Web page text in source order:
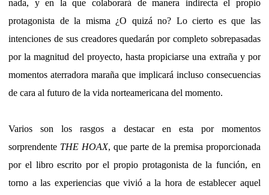
nada, y en la que colaborará de manera indirecta el propio
protagonista de la misma ¿O quizá no? Lo cierto es que las
intenciones de sus creadores quedarán por completo sobrepasadas
por la magnitud del proyecto, hasta propiciarse una extraña y por
momentos aterradora maraña que implicará incluso consecuencias
de cara al futuro de la vida norteamericana del momento.
Varios son los rasgos a destacar en esta por momentos
sorprendente THE HOAX, que parte de la premisa proporcionada
por el libro escrito por el propio protagonista de la función, en
torno a las experiencias que vivió a la hora de establecer aquel